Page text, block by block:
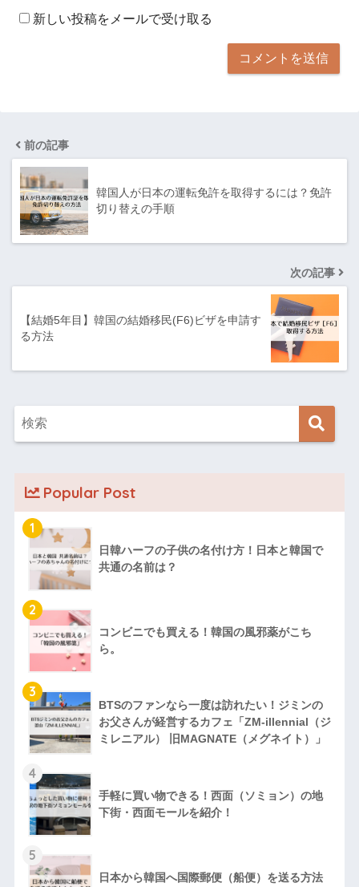
新しい投稿をメールで受け取る
前の記事
韓国人が日本の運転免許を取得するには？免許
切り替えの手順
次の記事
【結婚5年目】韓国の結婚移民(F6)ビザを申請す
る方法
Popular Post
1
日韓ハーフの子供の名付け方！日本と韓国で
共通の名前は？
2
コンビニでも買える！韓国の風邪薬がこち
ら。
3
BTSのファンなら一度は訪れたい！ジミンの
お父さんが経営するカフェ「ZM‐illennial（ジ
ミレニアル） 旧MAGNATE（メグネイト）」
4
手軽に買い物できる！西面（ソミョン）の地
下街・西面モールを紹介！
5
日本から韓国へ国際郵便（船便）を送る方法